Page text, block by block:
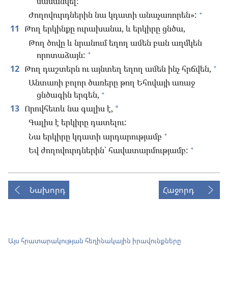
Ժողովուրդներին նա կդատի անաչառորեն»: +
11 Թող երկինքը ուրախանա, և երկիրը ցնծա,
Թող ծովը և նրանում եղող ամեն բան աղմկեն
որոտաձայն: +
12 Թող դաշտերն ու այնտեղ եղող ամեն ինչ հրճվեն, +
Անտառի բոլոր ծառերը թող Եհովայի առաջ
ցնծագին երգեն, +
13 Որովհետև նա գալիս է, *
Գալիս է երկիրը դատելու:
Նա երկիրը կդատի արդարությամբ +
Եվ ժողովուրդներին՝ հավատարմությամբ: +
Նախորդ Հաջորդ
Այս հրատարակության հեղինակային իրավունքները